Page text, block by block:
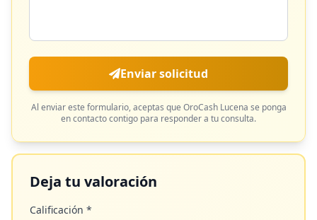
Enviar solicitud
Al enviar este formulario, aceptas que OroCash Lucena se ponga
en contacto contigo para responder a tu consulta.
Deja tu valoración
Calificación *